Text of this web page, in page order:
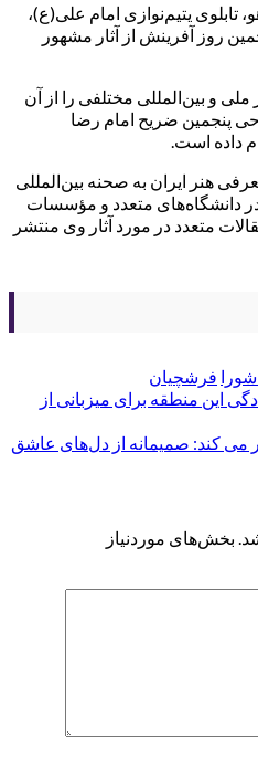
تابلوی یتیم‌نوازی امام علی(ع)،
روز آفرینش از آثار مشهور
و بین‌المللی مختلفی را از آن
پنجمین ضریح امام رضا
داده است.
هنر ایران به صحنه بین‌المللی
در دانشگاه‌های متعدد و مؤسسات
متعدد در مورد آثار وی منتشر
فرشچیان
۹ از آمادگی این منطقه برای میزبانی از
بخش‌های موردنیاز